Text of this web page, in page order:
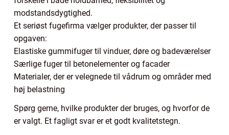
modstandsdygtighed.
Et seriøst fugefirma vælger produkter, der passer til
opgaven:
Elastiske gummifuger til vinduer, døre og badeværelser
Særlige fuger til betonelementer og facader
Materialer, der er velegnede til vådrum og områder med
høj belastning
Spørg gerne, hvilke produkter der bruges, og hvorfor de
er valgt. Et fagligt svar er et godt kvalitetstegn.